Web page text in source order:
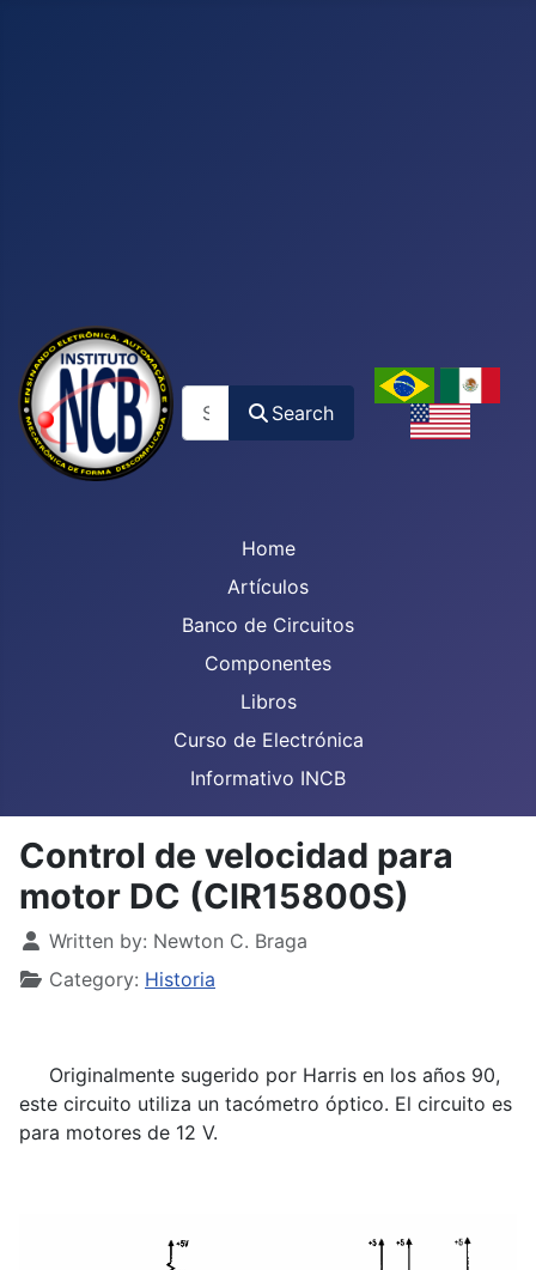
Search
Home
Artículos
Banco de Circuitos
Componentes
Libros
Curso de Electrónica
Informativo INCB
Control de velocidad para
motor DC (CIR15800S)
Details
Written by: Newton C. Braga
Category: Historia
Originalmente sugerido por Harris en los años 90,
este circuito utiliza un tacómetro óptico. El circuito es
para motores de 12 V.